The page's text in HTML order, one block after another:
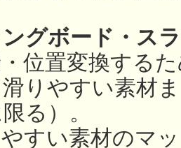
グボード・ス
位置変換する
りやすい素材
る）。
すい素材のマ